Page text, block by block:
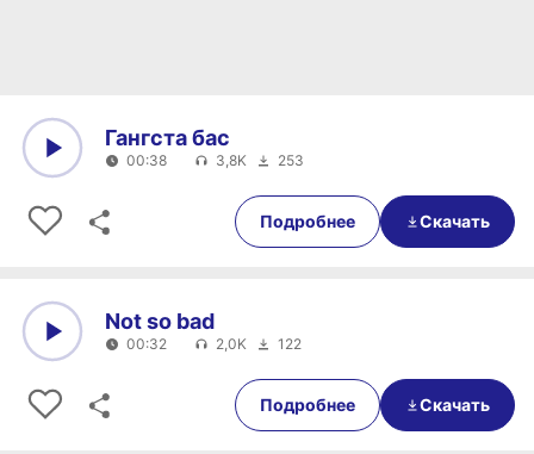
00:38
Гангста бас
00:38 3,8K 253
Подробнее Скачать
00:32
Not so bad
00:32 2,0K 122
Подробнее Скачать